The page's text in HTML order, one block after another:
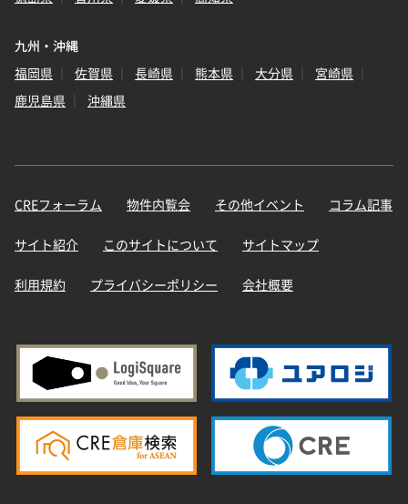
九州・沖縄
福岡県
佐賀県 長崎県 熊本県 大分県
宮崎県
鹿児島県
沖縄県
CREフォーラム 物件内覧会 その他イベント コラム記事
サイト紹介 このサイトについて サイトマップ
利用規約 プライバシーポリシー 会社概要